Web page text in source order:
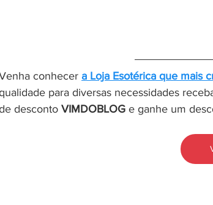
conhecer a Loja Esotérica que mais
para diversas necessidades
desconto VIMDOBLOG e ganhe um